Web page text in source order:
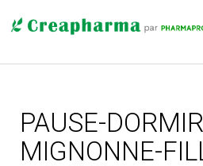
PAUSE-
MIGNONNE-